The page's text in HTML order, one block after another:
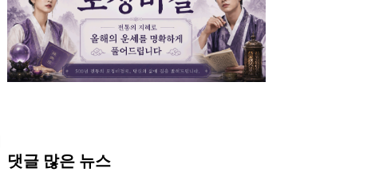
댓글 많은 뉴스